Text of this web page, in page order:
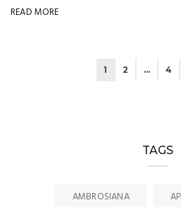
READ MORE
1 2 … 4
TAGS
AMBROSIANA